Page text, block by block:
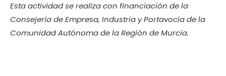
Esta actividad se realiza con financiación de la
Consejería de Empresa, Industria y Portavocía de la
Comunidad Autónoma de la Región de Murcia.